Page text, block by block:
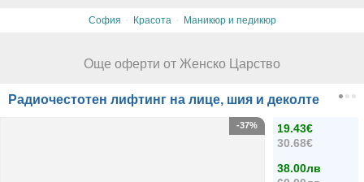
София · Красота · Маникюр и педикюр
Още оферти от Женско Царство
Радиочестотен лифтинг на лице, шия и деколте
19.43€
30.68€
38.00лв
-37%